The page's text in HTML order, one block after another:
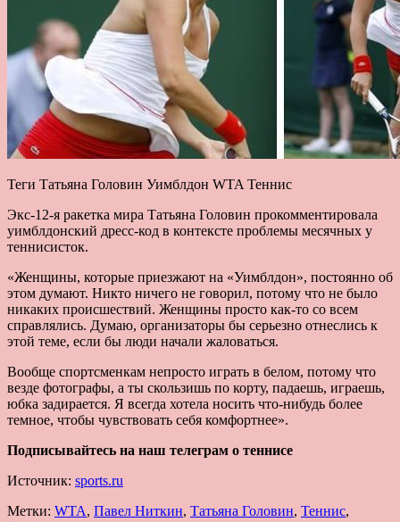
Теги Татьяна Головин Уимблдон WTA Теннис
Экс-12-я ракетка мира Татьяна Головин прокомментировала
уимблдонский дресс-код в контексте проблемы месячных у
теннисисток.
«Женщины, которые приезжают на «Уимблдон», постоянно об
этом думают. Никто ничего не говорил, потому что не было
никаких происшествий. Женщины просто как-то со всем
справлялись. Думаю, организаторы бы серьезно отнеслись к
этой теме, если бы люди начали жаловаться.
Вообще спортсменкам непросто играть в белом, потому что
везде фотографы, а ты скользишь по корту, падаешь, играешь,
юбка задирается. Я всегда хотела носить что-нибудь более
темное, чтобы чувствовать себя комфортнее».
Подписывайтесь на наш телеграм о теннисе
Источник: sports.ru
Метки: WTA, Павел Ниткин, Татьяна Головин, Теннис,